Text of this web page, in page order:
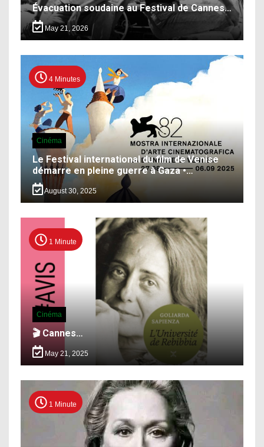
Évacuation soudaine au Festival de Cannes…
May 21, 2026
4 Minutes
Cinéma
Le Festival international du film de Venise
démarre en pleine guerre à Gaza •…
August 30, 2025
1 Minute
Cinéma
🎬 Cannes…
May 21, 2025
1 Minute